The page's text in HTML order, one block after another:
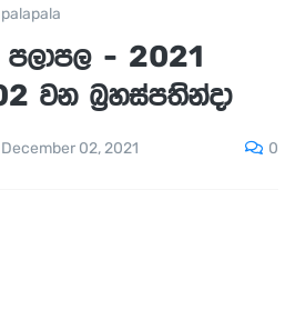
- 2021
වන බ්‍රහස්පතින්දා
December 02, 2021 0